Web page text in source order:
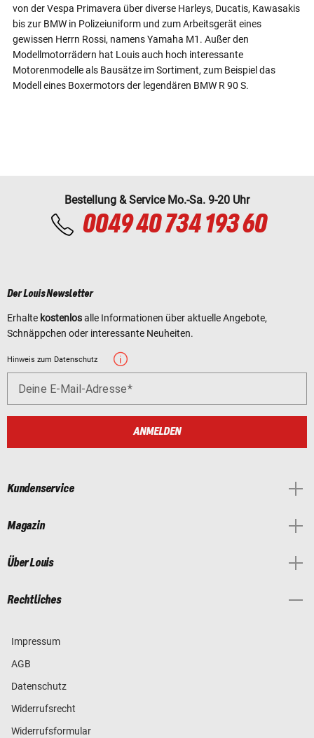
von der Vespa Primavera über diverse Harleys, Ducatis, Kawasakis
bis zur BMW in Polizeiuniform und zum Arbeitsgerät eines
gewissen Herrn Rossi, namens Yamaha M1. Außer den
Modellmotorrädern hat Louis auch hoch interessante
Motorenmodelle als Bausätze im Sortiment, zum Beispiel das
Modell eines Boxermotors der legendären BMW R 90 S.
Bestellung & Service Mo.-Sa. 9-20 Uhr
0049 40 734 193 60
Der Louis Newsletter
Erhalte kostenlosalle Informationen über aktuelle Angebote,
Schnäppchen oder interessante Neuheiten.
Hinweis zum Datenschutz
Deine E-Mail-Adresse
ANMELDEN
Kundenservice
Magazin
Über Louis
Rechtliches
Impressum
AGB
Datenschutz
Widerrufsrecht
Widerrufsformular